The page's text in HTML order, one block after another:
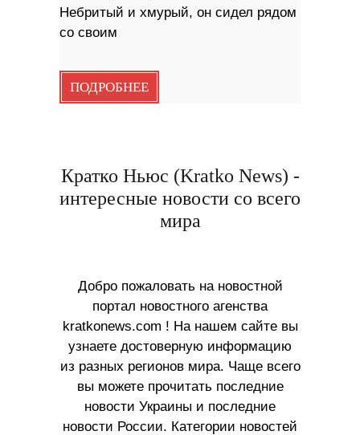
Небритый и хмурый, он сидел рядом
со своим
ПОДРОБНЕЕ
Кратко Ньюс (Kratko News) -
интересные новости со всего
мира
Добро пожаловать на новостной
портал новостного агенства
kratkonews.com ! На нашем сайте вы
узнаете достоверную информацию
из разных регионов мира. Чаще всего
вы можете прочитать последние
новости Украины и последние
новости России. Категории новостей